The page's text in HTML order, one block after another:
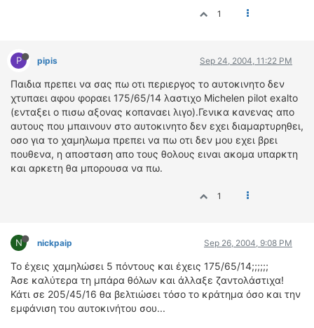
1
P pipis Sep 24, 2004, 11:22 PM
Παιδια πρεπει να σας πω οτι περιεργος το αυτοκινητο δεν
χτυπαει αφου φοραει 175/65/14 λαστιχο Michelen pilot exalto
(ενταξει ο πισω αξονας κοπαναει λιγο).Γενικα κανενας απο
αυτους που μπαινουν στο αυτοκινητο δεν εχει διαμαρτυρηθει,
οσο για το χαμηλωμα πρεπει να πω οτι δεν μου εχει βρει
πουθενα, η αποσταση απο τους θολους ειναι ακομα υπαρκτη
και αρκετη θα μπορουσα να πω.
1
N nickpaip Sep 26, 2004, 9:08 PM
Το έχεις χαμηλώσει 5 πόντους και έχεις 175/65/14;;;;;;
Άσε καλύτερα τη μπάρα θόλων και άλλαξε ζαντολάστιχα!
Κάτι σε 205/45/16 θα βελτιώσει τόσο το κράτημα όσο και την
εμφάνιση του αυτοκινήτου σου...